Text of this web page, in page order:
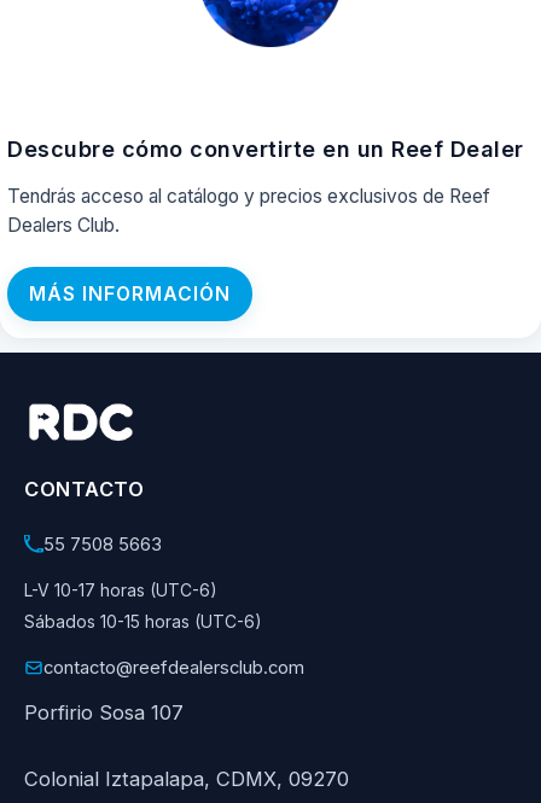
Descubre cómo convertirte en un Reef Dealer
Tendrás acceso al catálogo y precios exclusivos de Reef
Dealers Club.
MÁS INFORMACIÓN
CONTACTO
55 7508 5663
L-V 10-17 horas (UTC-6)
Sábados 10-15 horas (UTC-6)
contacto@reefdealersclub.com
Porfirio Sosa 107
Colonial Iztapalapa, CDMX, 09270